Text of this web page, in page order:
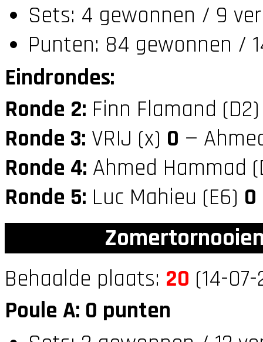
Sets: 4 gewonnen / 9
Punten: 84 gewonnen /
Eindrondes:
Ronde 2: Finn Flamand
Ronde 3: VRIJ (x) 0 —
Ronde 4: Ahmed Hammad
Ronde 5: Luc Mahieu (E6) 0
Behaalde plaats: 20 (14-
Poule A: 0 punten